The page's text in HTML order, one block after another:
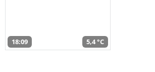
18:09 5,4 °C